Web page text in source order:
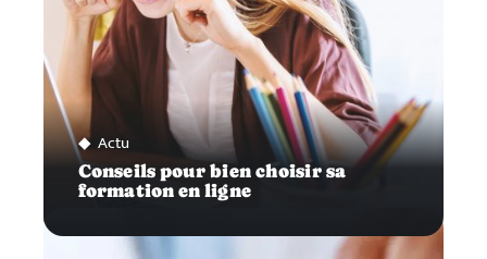
Actu
Conseils pour bien choisir sa
formation en ligne